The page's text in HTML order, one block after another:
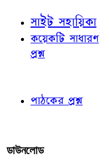
সাইট সহায়িকা
কয়েকটি সাধারণ
প্রশ্ন
পাঠকের প্রশ্ন
ডাউনলোড